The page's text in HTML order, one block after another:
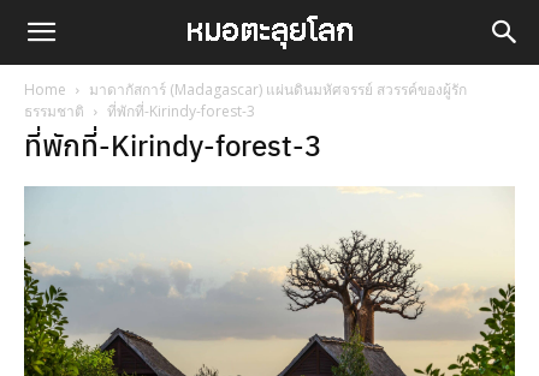
Home
มาดากัสการ์ (Madagascar) แผ่นดินมหัศจรรย์ สวรรค์ของผู้รัก
ธรรมชาติ
ที่พักที่-Kirindy-forest-3
ที่พักที่-Kirindy-forest-3